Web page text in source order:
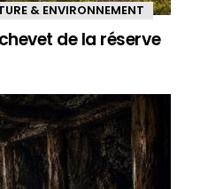
& ENVIRONNEMENT
de la réserve